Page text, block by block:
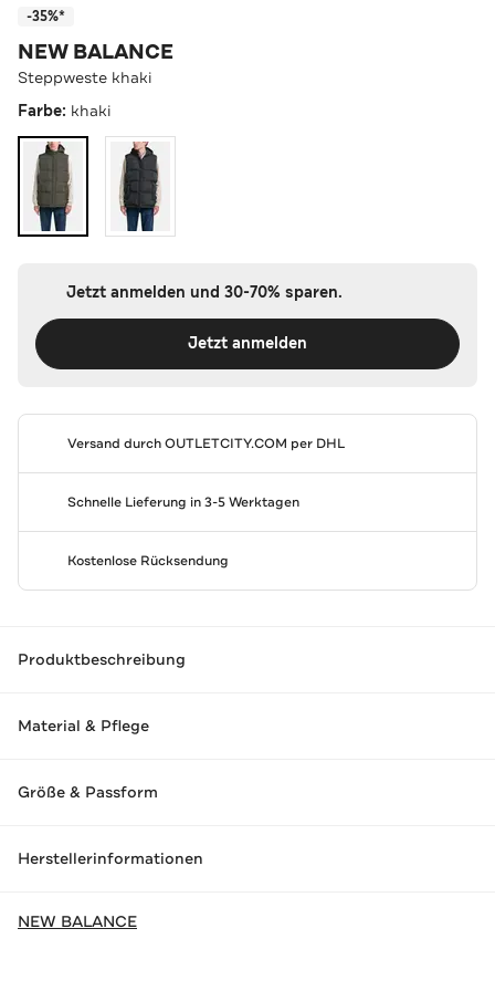
-35%*
NEW BALANCE
Steppweste khaki
Farbe: khaki
Jetzt anmelden und 30-70% sparen.
Jetzt anmelden
Versand durchOUTLETCITY.COM per DHL
Schnelle Lieferung in 3-5 Werktagen
Kostenlose Rücksendung
Produktbeschreibung
Material & Pflege
Größe & Passform
Herstellerinformationen
NEW BALANCE